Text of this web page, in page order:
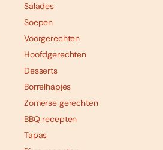
Salades
Soepen
Voorgerechten
Hoofdgerechten
Desserts
Borrelhapjes
Zomerse gerechten
BBQ recepten
Tapas